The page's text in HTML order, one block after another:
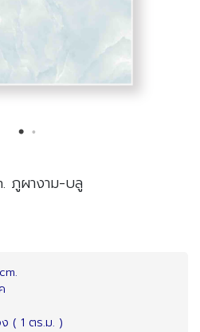
ภูผางาม-บลู
( 1 ตร.ม. )